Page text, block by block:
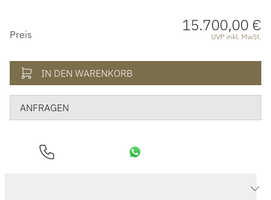
PREISINFORMATIONEN
Preis 15.700,00 €
UVP inkl. MwSt.
IN DEN WARENKORB
ANFRAGEN